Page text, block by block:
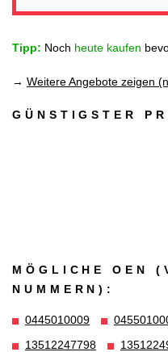
Tipp: Noch heute kaufen
→ Weitere Angebote zeigen
GÜNSTIGSTER
MÖGLICHE OEN
NUMMERN):
0445010009
13512247798